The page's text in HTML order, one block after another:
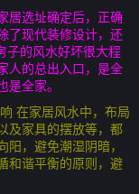
居选址确定后，正确
了现代装修设计，还
子的风水好坏很大程
人的总出入口，是全
全家。
在家居风水中，布局
及家具的摆放等，都
，避免潮湿阴暗，
和谐平衡的原则，避